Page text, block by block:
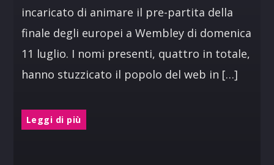
incaricato di animare il pre-partita della
finale degli europei a Wembley di domenica
11 luglio. I nomi presenti, quattro in totale,
hanno stuzzicato il popolo del web in […]
Leggi di più